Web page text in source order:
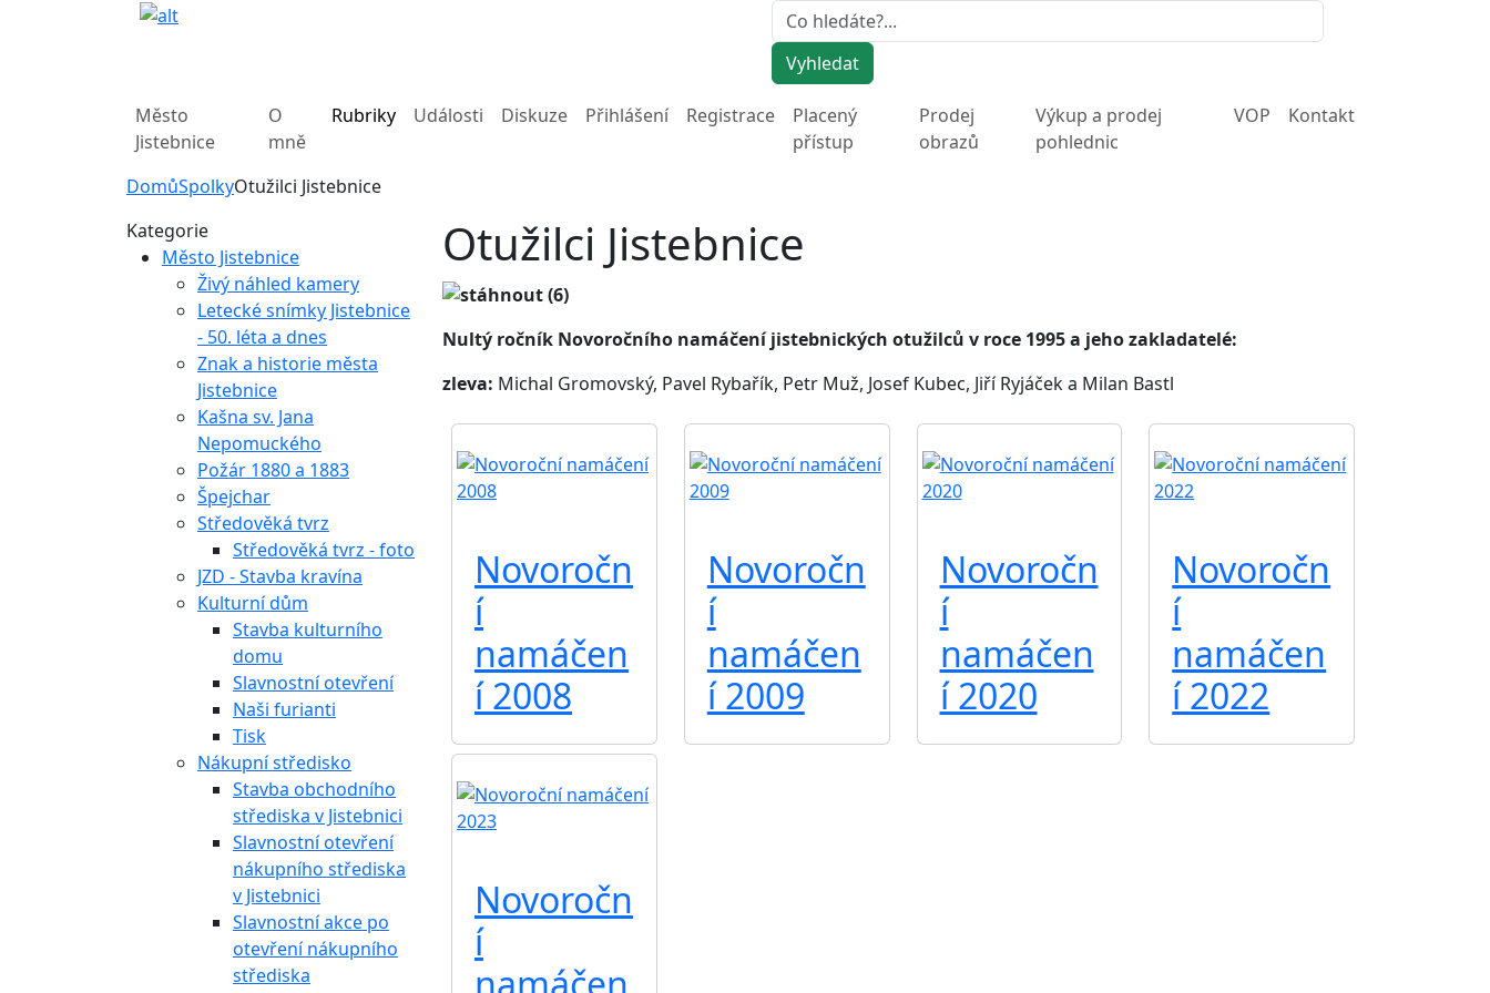
Vyhledat
Město
Jistebnice
O
mně
Rubriky Události Diskuze Přihlášení Registrace
Placený
přístup
Prodej
obrazů
Výkup a prodej
pohlednic
VOP Kontakt
DomůSpolkyOtužilci Jistebnice
Otužilci Jistebnice
Nultý ročník Novoročního namáčení jistebnických otužilců v roce 1995 a jeho zakladatelé:
zleva: Michal Gromovský, Pavel Rybařík, Petr Muž, Josef Kubec, Jiří Ryjáček a Milan Bastl
Novoročn
í
namáčen
í 2008
Novoročn
í
namáčen
í 2009
Novoročn
í
namáčen
í 2020
Novoročn
í
namáčen
í 2022
Novoročn
í
namáčen
Kategorie
Město Jistebnice
Živý náhled kamery
Letecké snímky Jistebnice
- 50. léta a dnes
Znak a historie města
Jistebnice
Kašna sv. Jana
Nepomuckého
Požár 1880 a 1883
Špejchar
Středověká tvrz
Středověká tvrz - foto
JZD - Stavba kravína
Kulturní dům
Stavba kulturního
domu
Slavnostní otevření
Naši furianti
Tisk
Nákupní středisko
Stavba obchodního
střediska v Jistebnici
Slavnostní otevření
nákupního střediska
v Jistebnici
Slavnostní akce po
otevření nákupního
střediska